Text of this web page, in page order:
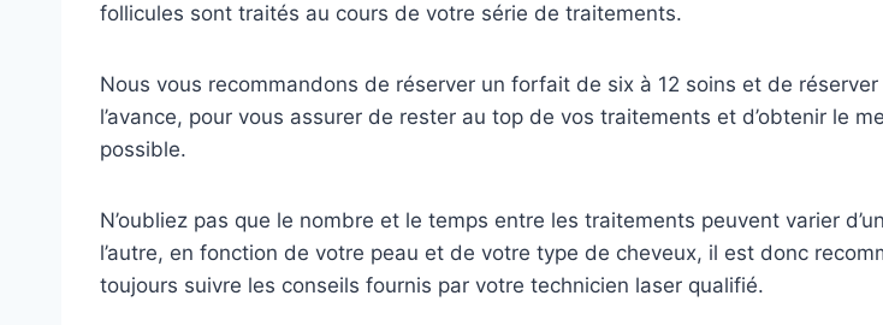
follicules sont traités au cours de votre série de traitements.
Nous vous recommandons de réserver un forfait de six à 12 soins et de
l’avance, pour vous assurer de rester au top de vos traitements et d’obtenir le
possible.
N’oubliez pas que le nombre et le temps entre les traitements peuvent varier
l’autre, en fonction de votre peau et de votre type de cheveux, il est donc
toujours suivre les conseils fournis par votre technicien laser qualifié.